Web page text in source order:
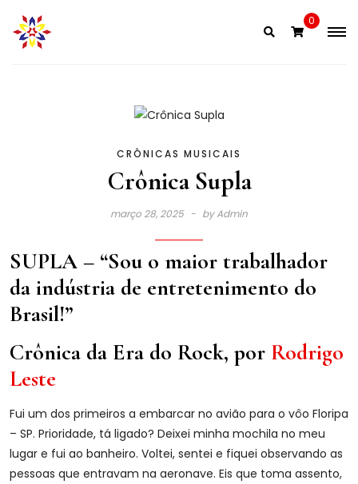
content
0
CRÔNICAS MUSICAIS
Crônica Supla
março 28, 2025 byAdmin
SUPLA – “Sou o maior trabalhador
da indústria de entretenimento do
Brasil!”
Crônica da Era do Rock, por Rodrigo
Leste
Fui um dos primeiros a embarcar no avião para o vôo Floripa
– SP. Prioridade, tá ligado? Deixei minha mochila no meu
lugar e fui ao banheiro. Voltei, sentei e fiquei observando as
pessoas que entravam na aeronave. Eis que toma assento,